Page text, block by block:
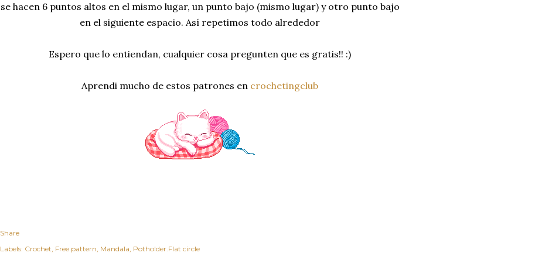
se hacen 6 puntos altos en el mismo lugar, un punto bajo (mismo lugar) y otro punto bajo
en el siguiente espacio. Así repetimos todo alrededor
Espero que lo entiendan, cualquier cosa pregunten que es gratis!! :)
Aprendi mucho de estos patrones en crochetingclub
Share
Labels: Crochet Free pattern Mandala Potholder.Flat circle